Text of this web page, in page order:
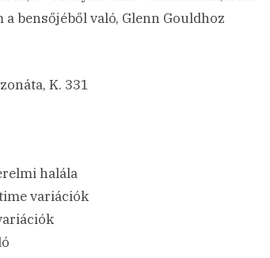
bensőjéből való, Glenn Gouldhoz
K. 331
halála
variációk